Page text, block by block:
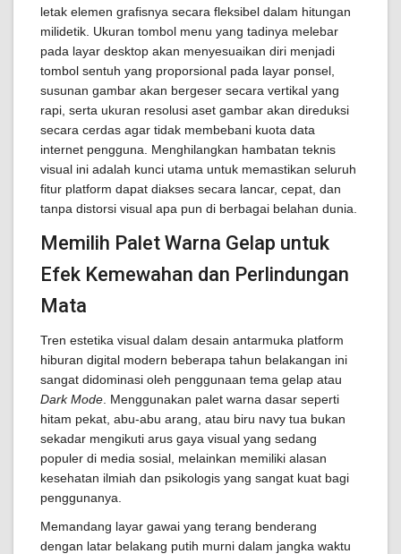
letak elemen grafisnya secara fleksibel dalam hitungan
milidetik. Ukuran tombol menu yang tadinya melebar
pada layar desktop akan menyesuaikan diri menjadi
tombol sentuh yang proporsional pada layar ponsel,
susunan gambar akan bergeser secara vertikal yang
rapi, serta ukuran resolusi aset gambar akan direduksi
secara cerdas agar tidak membebani kuota data
internet pengguna. Menghilangkan hambatan teknis
visual ini adalah kunci utama untuk memastikan seluruh
fitur platform dapat diakses secara lancar, cepat, dan
tanpa distorsi visual apa pun di berbagai belahan dunia.
Memilih Palet Warna Gelap untuk
Efek Kemewahan dan Perlindungan
Mata
Tren estetika visual dalam desain antarmuka platform
hiburan digital modern beberapa tahun belakangan ini
sangat didominasi oleh penggunaan tema gelap atau
Dark Mode . Menggunakan palet warna dasar seperti
hitam pekat, abu-abu arang, atau biru navy tua bukan
sekadar mengikuti arus gaya visual yang sedang
populer di media sosial, melainkan memiliki alasan
kesehatan ilmiah dan psikologis yang sangat kuat bagi
penggunanya.
Memandang layar gawai yang terang benderang
dengan latar belakang putih murni dalam jangka waktu